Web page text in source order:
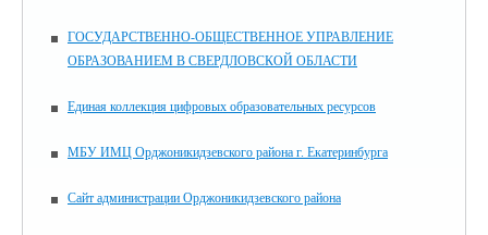
ГОСУДАРСТВЕННО-ОБЩЕСТВЕННОЕ УПРАВЛЕНИЕ
ОБРАЗОВАНИЕМ В СВЕРДЛОВСКОЙ ОБЛАСТИ
Единая коллекция цифровых образовательных ресурсов
МБУ ИМЦ Орджоникидзевского района г. Екатеринбурга
Сайт администрации Орджоникидзевского района